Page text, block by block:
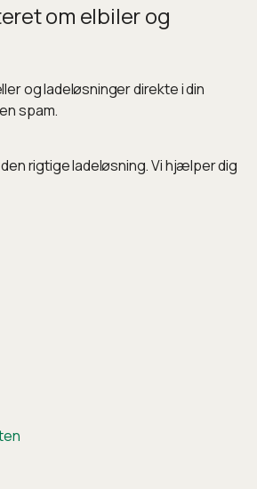
om elbiler og
og ladeløsninger direkte i din
spam.
rigtige ladeløsning. Vi hjælper dig